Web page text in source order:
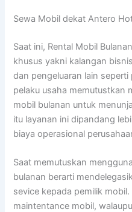
Sewa Mobil dekat Antero
Saat ini, Rental Mobil
khusus yakni kalangan
dan pengeluaran lain
pelaku usaha memutustkan
mobil bulanan untuk
itu layanan ini dipandang
biaya operasional
Saat memutuskan
bulanan berarti
sevice kepada pemilik
maintentance mobil,